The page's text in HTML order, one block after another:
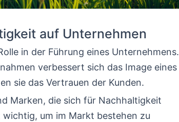
auf Unternehmen
in der Führung eines Unternehmens.
verbessert sich das Image eines
sie das Vertrauen der Kunden.
Marken, die sich für Nachhaltigkeit
um im Markt bestehen zu